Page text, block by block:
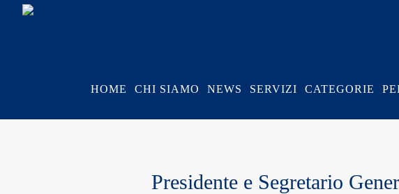
HOME CHI SIAMO NEWS SERVIZI CATEGORIE
Presidente e Segretario